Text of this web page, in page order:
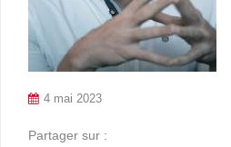
4 mai 2023
Partager sur :